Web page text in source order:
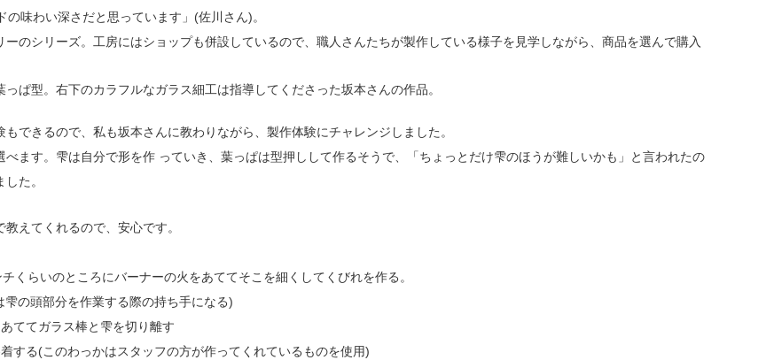
味わい深さだと思っています」(佐川さん)。
のシリーズ。工房にはショップも併設しているので、職人さんたちが製作している様子を見学しながら、商品を選んで購入
ぱ型。右下のカラフルなガラス細工は指導してくださった坂本さんの作品。
できるので、私も坂本さんに教わりながら、製作体験にチャレンジしました。
ます。雫は自分で形を作 っていき、葉っぱは型押しして作るそうで、「ちょっとだけ雫のほうが難しいかも」と言われたの
た。
えてくれるので、安心です。
くらいのところにバーナーの火をあててそこを細くしてくびれを作る。
の頭部分を作業する際の持ち手になる)
ててガラス棒と雫を切り離す
する(このわっかはスタッフの方が作ってくれているものを使用)